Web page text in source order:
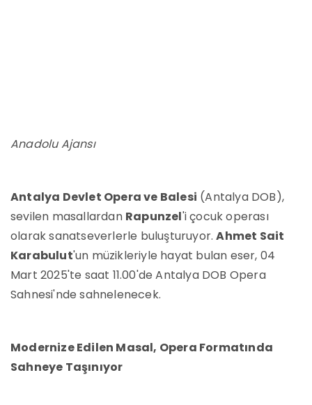
Anadolu Ajansı
Antalya Devlet Opera ve Balesi (Antalya DOB),
sevilen masallardan Rapunzel'i çocuk operası
olarak sanatseverlerle buluşturuyor.Ahmet Sait
Karabulut'un müzikleriyle hayat bulan eser, 04
Mart 2025'te saat 11.00'de Antalya DOB Opera
Sahnesi'nde sahnelenecek.
Modernize Edilen Masal, Opera Formatında
Sahneye Taşınıyor